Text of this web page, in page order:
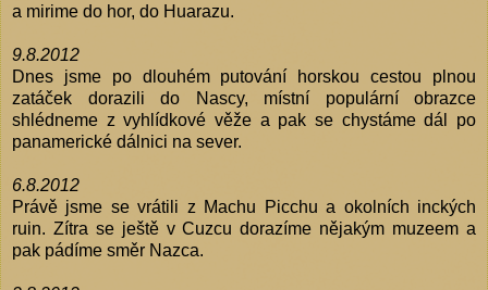
a mirime do hor, do Huarazu.
9.8.2012
Dnes jsme po dlouhém putování horskou cestou plnou
zatáček dorazili do Nascy, místní populární obrazce
shlédneme z vyhlídkové věže a pak se chystáme dál po
panamerické dálnici na sever.
6.8.2012
Právě jsme se vrátili z Machu Picchu a okolních inckých
ruin. Zítra se ještě v Cuzcu dorazíme nějakým muzeem a
pak pádíme směr Nazca.